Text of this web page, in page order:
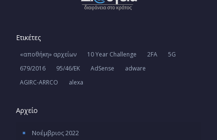
Ετικέτες
«αποθήκη» αρχείων 10 Year Challenge 2FA
5G
679/2016
95/46/ΕΚ AdSense
adware
AGIRC-ARRCO
alexa
Αρχείο
Νοέμβριος 2022